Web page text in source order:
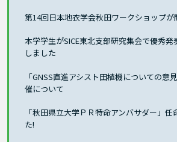
第14回日本地衣学会秋田ワークショップが
本学学生がSICE東北支部研究集会で優秀発
しました
「GNSS直進アシスト田植機についての意
催について
「秋田県立大学ＰＲ特命アンバサダー」任
た!